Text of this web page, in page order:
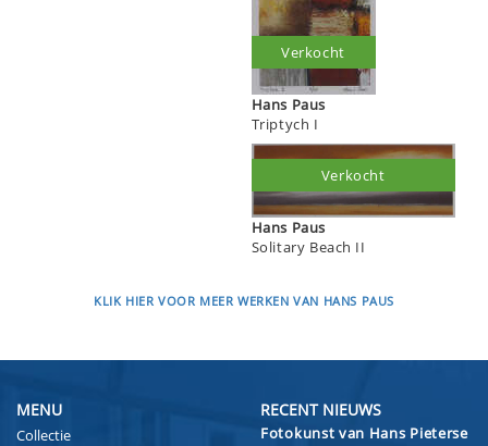
Hans Paus
Triptych I
Verkocht
Hans Paus
Solitary Beach II
Verkocht
KLIK HIER VOOR MEER WERKEN VAN HANS PAUS
MENU
Collectie
RECENT NIEUWS
Fotokunst van Hans Pieterse